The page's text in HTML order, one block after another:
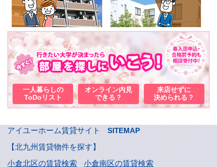
一人暮らしの
ToDoリスト
オンライン内見
できる？
来店せずに
決められる？
アイユーホーム賃貸サイト
SITEMAP
【北九州賃貸物件を探す】
小倉北区の賃貸検索
小倉南区の賃貸検索